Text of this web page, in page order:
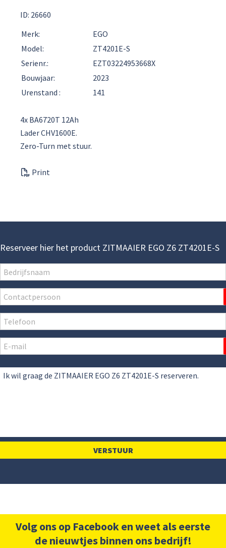
ID: 26660
Merk:
EGO
Model:
ZT4201E-S
Serienr.:
EZT03224953668X
Bouwjaar:
2023
Urenstand :
141
4x BA6720T 12Ah
Lader CHV1600E.
Zero-Turn met stuur.
Print
Reserveer hier het product ZITMAAIER EGO Z6 ZT4201E-S
Volg ons op Facebook en weet als eerste
de nieuwtjes binnen ons bedrijf!